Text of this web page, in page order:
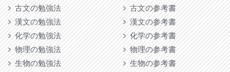
古文の勉強法
漢文の勉強法
化学の勉強法
物理の勉強法
生物の勉強法
古文の参考書
漢文の参考書
化学の参考書
物理の参考書
生物の参考書